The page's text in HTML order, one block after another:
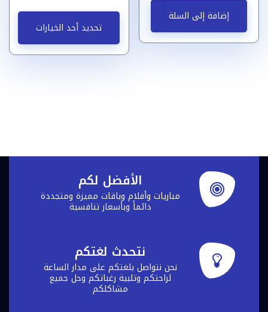
إضافة إلى السلة
خلال
تحديد أحد الخيارات
من
على
الأفضل لكم
مباريات وأفلام وباقات مميزة ومتجددة
دائماً وبأسعار تنافسية
نتحدث لغتكم
نحن نتواصل بلغتكم على مدار الساعة
لراحتكم وتلبية رغباتكم وحل جميع
مشاكلكم